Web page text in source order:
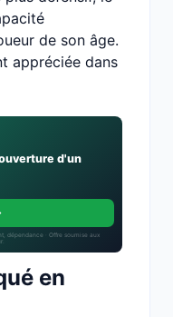
de son âge.
appréciée dans
d'un
dépendance · Offre soumise aux
en